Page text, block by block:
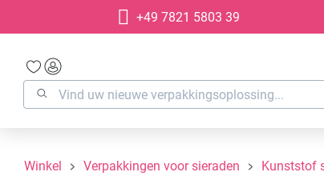
Ga naar de hoofdnavigatie
+49 7821 5803 39
Winkel Verpakkingen voor sieraden Kunststof